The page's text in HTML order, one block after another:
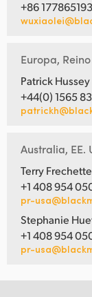
+86
Europa,
Patrick Hussey
+44(0) 1565
Australia, EE.
Terry Frechette
+1 408 954
pr-
Stephanie
+1 408 954
pr-